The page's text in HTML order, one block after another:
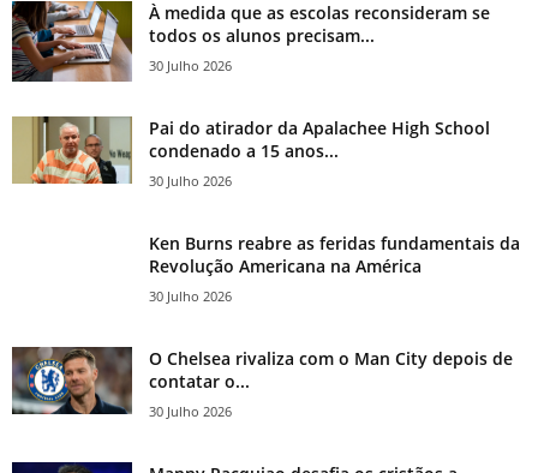
À medida que as escolas reconsideram se
todos os alunos precisam...
30 Julho 2026
Pai do atirador da Apalachee High School
condenado a 15 anos...
30 Julho 2026
Ken Burns reabre as feridas fundamentais da
Revolução Americana na América
30 Julho 2026
O Chelsea rivaliza com o Man City depois de
contatar o...
30 Julho 2026